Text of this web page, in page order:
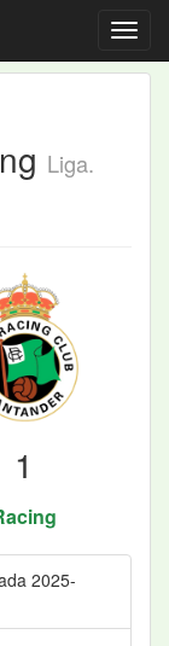
Liga.
1
2025-